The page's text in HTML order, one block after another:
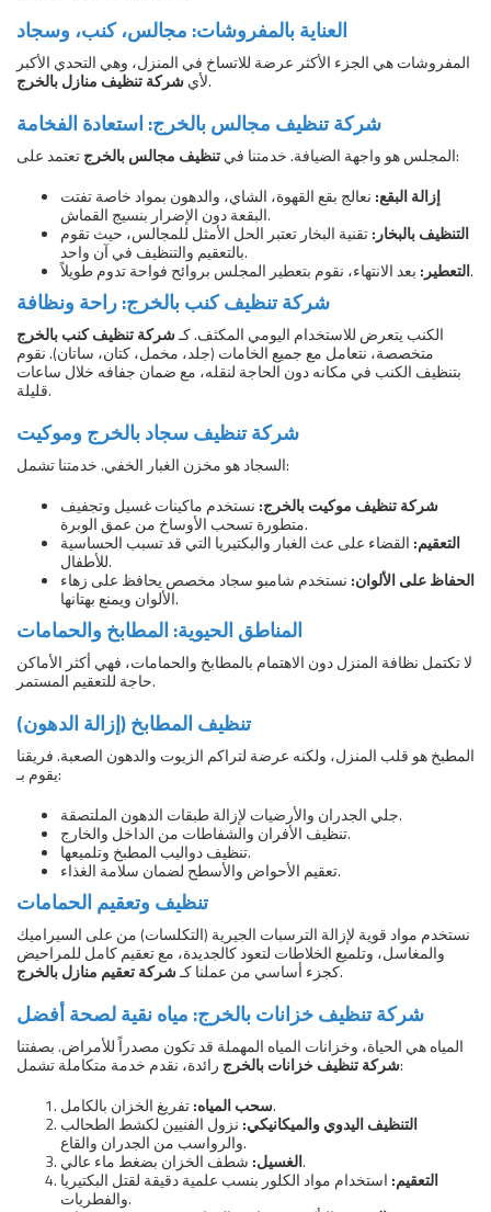
العناية بالمفروشات: مجالس، كنب، وسجاد
المفروشات هي الجزء الأكثر عرضة للاتساخ في المنزل، وهي التحدي الأكبر
لأيشركة تنظيف منازل بالخرج .
شركة تنظيف مجالس بالخرج: استعادة الفخامة
المجلس هو واجهة الضيافة. خدمتنا فيتنظيف مجالس بالخرج
تعتمد على:
إزالة البقع: نعالج بقع القهوة، الشاي، والدهون بمواد خاصة تفتت
البقعة دون الإضرار بنسيج القماش.
التنظيف بالبخار:تقنية البخار تعتبر الحل الأمثل للمجالس، حيث تقوم
بالتعقيم والتنظيف في آن واحد.
التعطير:بعد الانتهاء، نقوم بتعطير المجلس بروائح فواحة تدوم طويلاً.
شركة تنظيف كنب بالخرج: راحة ونظافة
الكنب يتعرض للاستخدام اليومي المكثف. كـشركة تنظيف كنب بالخرج
متخصصة، نتعامل مع جميع الخامات (جلد، مخمل، كتان، ساتان). نقوم
بتنظيف الكنب في مكانه دون الحاجة لنقله، مع ضمان جفافه خلال ساعات
قليلة.
شركة تنظيف سجاد بالخرج وموكيت
السجاد هو مخزن الغبار الخفي. خدمتنا تشمل:
شركة تنظيف موكيت بالخرج: نستخدم ماكينات غسيل وتجفيف
متطورة تسحب الأوساخ من عمق الوبرة.
التعقيم: القضاء على عث الغبار والبكتيريا التي قد تسبب الحساسية
للأطفال.
الحفاظ على الألوان: نستخدم شامبو سجاد مخصص يحافظ على زهاء
الألوان ويمنع بهتانها.
المناطق الحيوية: المطابخ والحمامات
لا تكتمل نظافة المنزل دون الاهتمام بالمطابخ والحمامات، فهي أكثر الأماكن
حاجة للتعقيم المستمر.
تنظيف المطابخ (إزالة الدهون)
المطبخ هو قلب المنزل، ولكنه عرضة لتراكم الزيوت والدهون الصعبة. فريقنا
يقوم بـ:
جلي الجدران والأرضيات لإزالة طبقات الدهون الملتصقة.
تنظيف الأفران والشفاطات من الداخل والخارج.
تنظيف دواليب المطبخ وتلميعها.
تعقيم الأحواض والأسطح لضمان سلامة الغذاء.
تنظيف وتعقيم الحمامات
نستخدم مواد قوية لإزالة الترسبات الجيرية (التكلسات) من على السيراميك
والمغاسل، وتلميع الخلاطات لتعود كالجديدة، مع تعقيم كامل للمراحيض
كجزء أساسي من عملنا كـشركة تعقيم منازل بالخرج .
شركة تنظيف خزانات بالخرج: مياه نقية لصحة أفضل
المياه هي الحياة، وخزانات المياه المهملة قد تكون مصدراً للأمراض. بصفتنا
شركة تنظيف خزانات بالخرجرائدة، نقدم خدمة متكاملة تشمل:
سحب المياه:تفريغ الخزان بالكامل.
التنظيف اليدوي والميكانيكي: نزول الفنيين لكشط الطحالب
والرواسب من الجدران والقاع.
الغسيل:شطف الخزان بضغط ماء عالي.
التعقيم: استخدام مواد الكلور بنسب علمية دقيقة لقتل البكتيريا
والفطريات.